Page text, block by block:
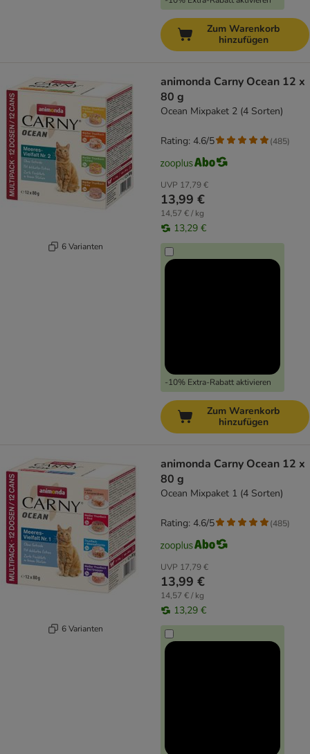
Zum Warenkorb
hinzufügen
6 Varianten
animonda Carny Ocean 12 x
80 g
Ocean Mixpaket 2 (4 Sorten)
UVP 17,79 €
13,99 €
14,57 € / kg
13,29 €
-10% Extra-Rabatt aktivieren
Rating: 4.6/5 (485)
Zum Warenkorb
hinzufügen
6 Varianten
animonda Carny Ocean 12 x
80 g
Ocean Mixpaket 1 (4 Sorten)
UVP 17,79 €
13,99 €
14,57 € / kg
13,29 €
Rating: 4.6/5 (485)